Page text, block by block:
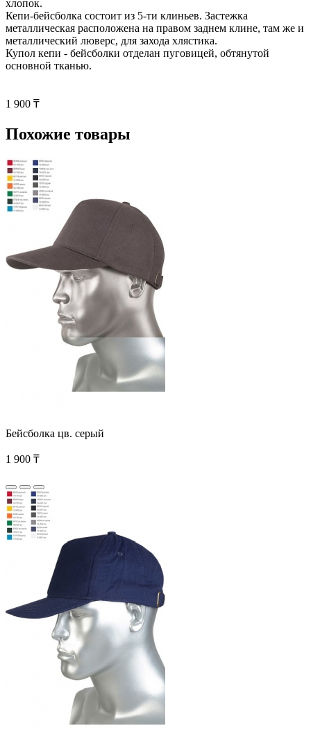
хлопок.
Кепи-бейсболка состоит из 5-ти клиньев. Застежка
металлическая расположена на правом заднем клине, там же и
металлический люверс, для захода хлястика.
Купол кепи - бейсболки отделан пуговицей, обтянутой
основной тканью.
1 900 ₸
Похожие товары
Бейсболка цв. серый
1 900 ₸